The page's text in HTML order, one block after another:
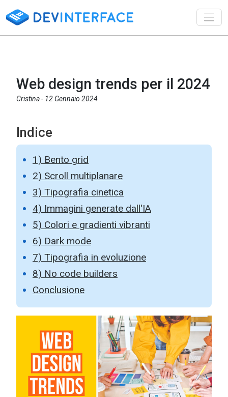
Web design trends per il 2024
Cristina - 12 Gennaio 2024
Indice
1) Bento grid
2) Scroll multiplanare
3) Tipografia cinetica
4) Immagini generate dall'IA
5) Colori e gradienti vibranti
6) Dark mode
7) Tipografia in evoluzione
8) No code builders
Conclusione